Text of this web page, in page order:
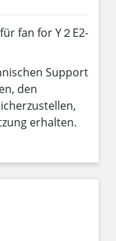
fan for Y２E2-
Support
den
erhalten.